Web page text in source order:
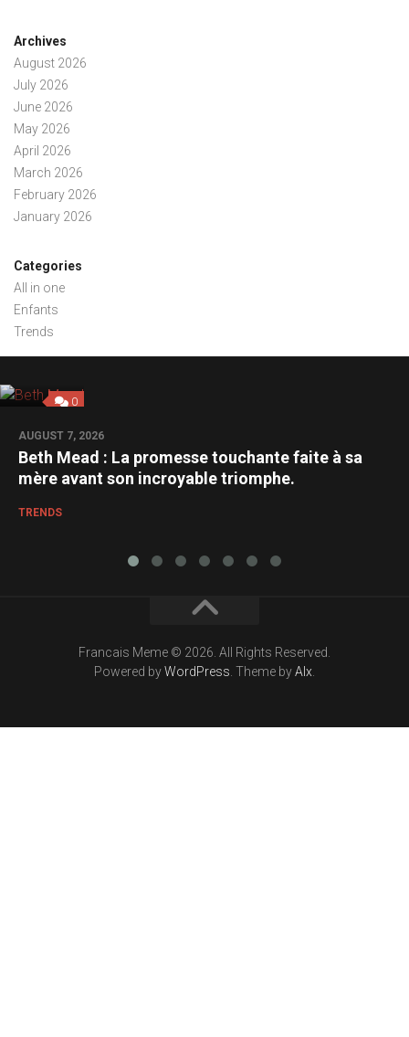
Archives
August 2026
July 2026
June 2026
May 2026
April 2026
March 2026
February 2026
January 2026
Categories
All in one
Enfants
Trends
0
AUGUST 7, 2026
Beth Mead : La promesse touchante faite à sa
mère avant son incroyable triomphe.
TRENDS
Francais Meme © 2026. All Rights Reserved.
Powered byWordPress . Theme byAlx